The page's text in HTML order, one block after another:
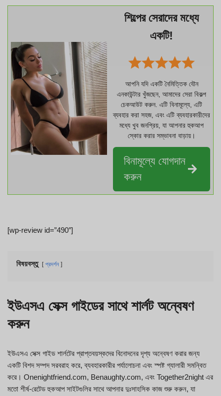
শিল্পের সেরাদের মধ্যে
একটি!
আপনি যদি একটি নৈমিত্তিক যৌন
এনকাউন্টার খুঁজছেন, আমাদের সেরা বিকল্প
চেকআউট করুন. এটি বিনামূল্যে, এটি
ব্যবহার করা সহজ, এবং এটি ব্যবহারকারীদের
মধ্যে খুব জনপ্রিয়, যা আপনার হুকআপ
স্কোর করার সম্ভাবনা বাড়ায়।
বিনামূল্যে যোগদান
করুন
[wp-review id=”490″]
বিষয়বস্তু প্রদর্শন
ইউএসএ সেক্স গাইডের সাথে শার্লট অন্বেষণ
করুন
ইউএসএ সেক্স গাইড শার্লটের প্রাপ্তবয়স্কদের বিনোদনের দৃশ্য অন্বেষণ করার জন্য
একটি বিশদ সম্পদ সরবরাহ করে, ব্যবহারকারীর পর্যালোচনা এবং স্পষ্ট গ্যালারী সমন্বিত
করে। Onenightfriend.com, Benaughty.com, এবং Together2night এর
মতো শীর্ষ-রেটেড হুকআপ সাইটগুলির সাথে আপনার দুঃসাহসিক কাজ শুরু করুন, যা